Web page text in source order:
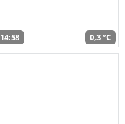
14:58 0,3 °C